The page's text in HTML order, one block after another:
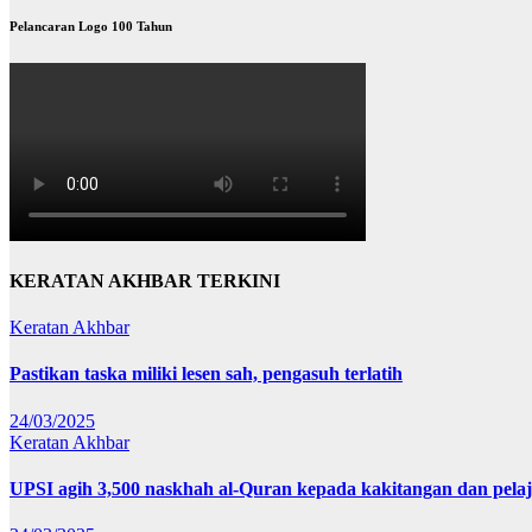
Pelancaran Logo 100 Tahun
KERATAN AKHBAR TERKINI
Keratan Akhbar
Pastikan taska miliki lesen sah, pengasuh terlatih
24/03/2025
Keratan Akhbar
UPSI agih 3,500 naskhah al-Quran kepada kakitangan dan